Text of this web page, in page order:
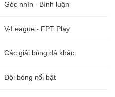
Góc nhìn - Bình luận
V-League - FPT Play
Các giải bóng đá khác
Đội bóng nổi bật